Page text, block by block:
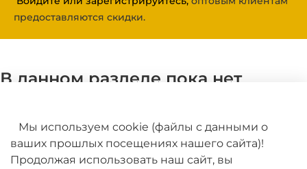
предоставляются скидки.
В данном разделе пока нет
Мы используем cookie (файлы с данными о
ваших прошлых посещениях нашего сайта)!
Продолжая использовать наш сайт, вы